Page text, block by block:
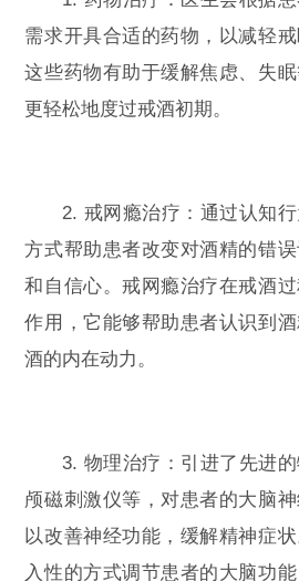
需求开具合适的药物，以减轻戒
这些药物有助于缓解焦虑、失
更轻松地度过戒酒初期。
2. 戒网瘾治疗：通过认知
方式帮助患者改变对酒精的错
和自信心。戒网瘾治疗在戒酒
作用，它能够帮助患者认识到
酒的内在动力。
3. 物理治疗：引进了先进
颅磁刺激仪等，对患者的大脑
以改善神经功能，缓解精神症
入性的方式调节患者的大脑功